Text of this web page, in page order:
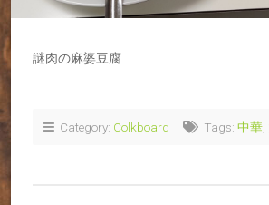
謎肉の麻婆豆腐
Category: Colkboard Tags: 中華